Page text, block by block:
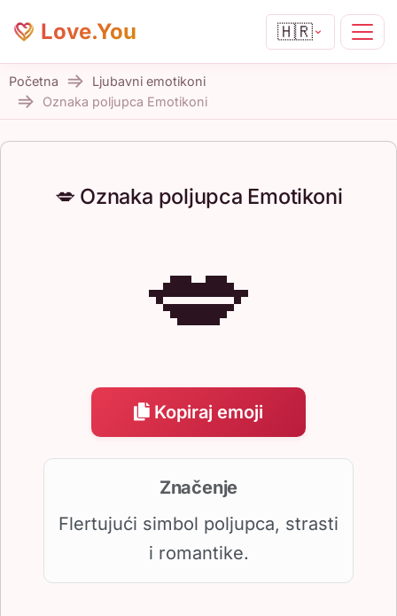
Love.You 🇭🇷
Početna
Ljubavni emotikoni
Oznaka poljupca Emotikoni
💋 Oznaka poljupca Emotikoni
💋
Kopiraj emoji
Značenje
Flertujući simbol poljupca, strasti
i romantike.